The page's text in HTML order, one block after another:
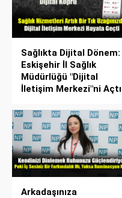
Sağlıkta Dijital Dönem:
Eskişehir İl Sağlık
Müdürlüğü "Dijital
İletişim Merkezi"ni Açtı
Arkadaşınıza